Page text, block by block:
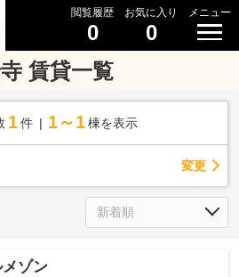
閲覧履歴
0
お気に入り
0
メニュー
賃貸一覧
1 件 1～1 棟を表示
変更
ゾン